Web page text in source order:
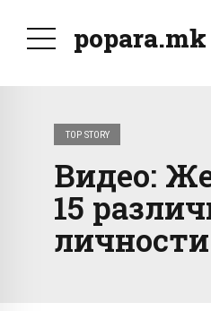
popara.mk
TOP STORY
Видео:
15
личности